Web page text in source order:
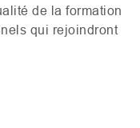
de la formation
qui rejoindront